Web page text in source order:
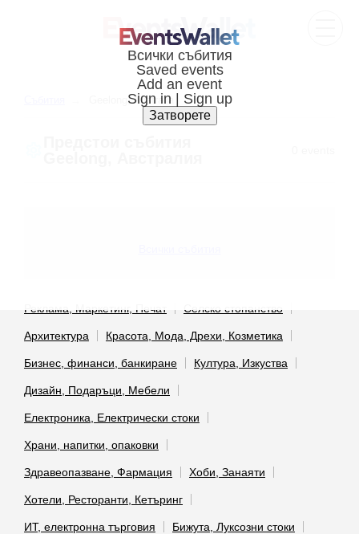
Geelong, Australia
Реклама, Маркетинг, Печат Селско стопанство
Архитектура Красота, Мода, Дрехи, Козметика
Бизнес, финанси, банкиране Култура, Изкуства
Дизайн, Подаръци, Мебели
Електроника, Електрически стоки
Храни, напитки, опаковки
Здравеопазване, Фармация Хоби, Занаяти
Хотели, Ресторанти, Кетъринг
ИТ, електронна търговия Бижута, Луксозни стоки